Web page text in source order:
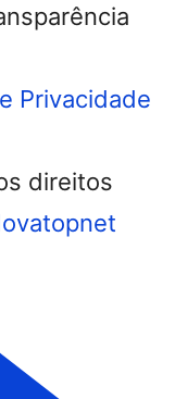
Privacidade
direitos